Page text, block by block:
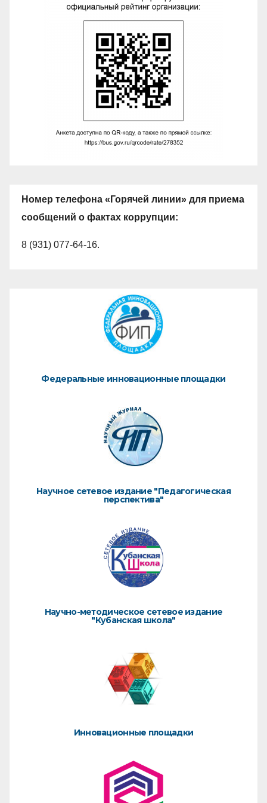
Номер телефона «Горячей линии» для приема
сообщений о фактах коррупции:
8 (931) 077-64-16.
Федеральные инновационные площадки
Научное сетевое издание "Педагогическая
перспектива"
Научно-методическое сетевое издание
"Кубанская школа"
Инновационные площадки